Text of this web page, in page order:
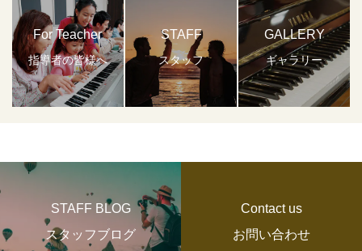
For Teacher
指導者の皆様へ
STAFF
スタッフ
GALLERY
ギャラリー
STAFF BLOG
スタッフブログ
Contact us
お問い合わせ